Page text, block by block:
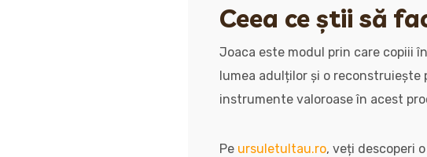
Ceea ce știi să
Joaca este modul prin care copiii
lumea adulților și o
instrumente valoroase în acest
Pe ursuletultau.ro, veți descoperi